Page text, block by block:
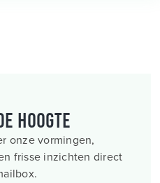
hoogte
onze vormingen,
frisse inzichten direct